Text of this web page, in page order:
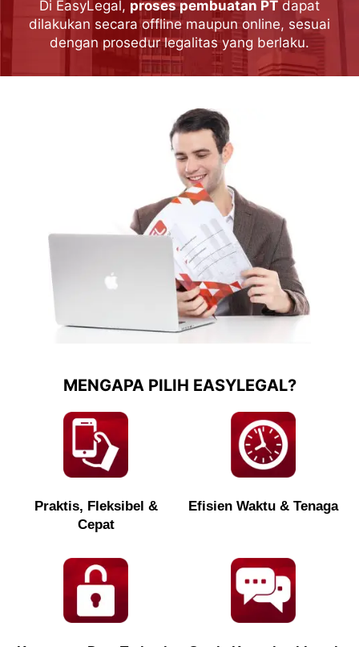
Di EasyLegal, proses pembuatan PT dapat
dilakukan secara offline maupun online, sesuai
dengan prosedur legalitas yang berlaku.
MENGAPA PILIH EASYLEGAL?
Praktis, Fleksibel &
Cepat
Efisien Waktu & Tenaga